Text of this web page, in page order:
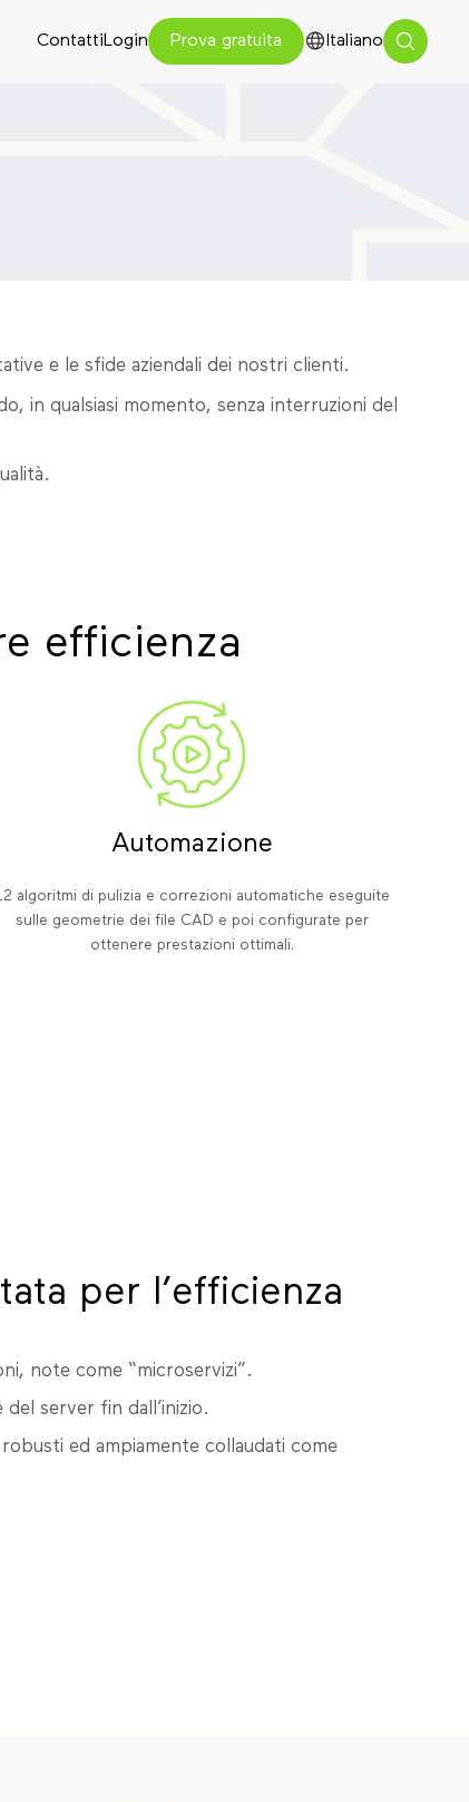
ContattiLogin Prova gratuita Italiano
e le sfide aziendali dei nostri clienti.
in qualsiasi momento, senza interruzioni del
efficienza
Automazione
algoritmi di pulizia e correzioni automatiche eseguite
sulle geometrie dei file CAD e poi configurate per
ottenere prestazioni ottimali.
per l’efficienza
note come “microservizi”.
server fin dall’inizio.
ed ampiamente collaudati come